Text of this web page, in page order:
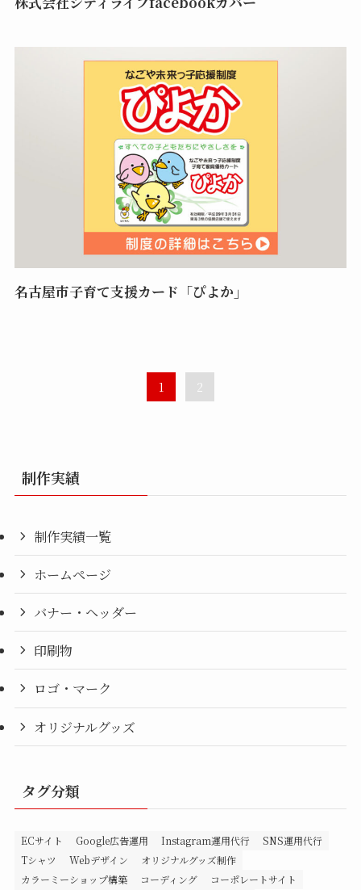
名古屋市子育て支援カード「ぴよか」
1 2
制作実績
制作実績一覧
ホームページ
バナー・ヘッダー
印刷物
ロゴ・マーク
オリジナルグッズ
タグ分類
ECサイト Google広告運用 Instagram運用代行
SNS運用代行
Tシャツ
Webデザイン
オリジナルグッズ制作
カラーミーショップ構築
コーディング
コーポレートサイト